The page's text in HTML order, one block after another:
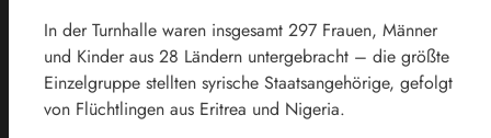
In der Turnhalle waren insgesamt 297 Frauen, Männer
und Kinder aus 28 Ländern untergebracht – die größte
Einzelgruppe stellten syrische Staatsangehörige, gefolgt
von Flüchtlingen aus Eritrea und Nigeria.